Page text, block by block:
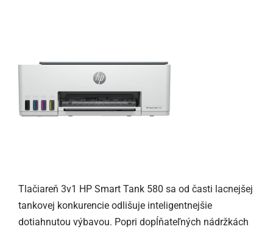
Tlačiareň 3v1 HP Smart Tank 580 sa od časti lacnejšej
tankovej konkurencie odlišuje inteligentnejšie
dotiahnutou výbavou. Popri dopĺňateľných nádržkách